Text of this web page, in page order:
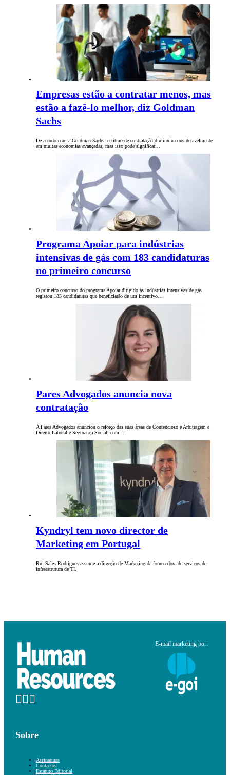
Empresas estão a contratar menos, mas
estão a fazê-lo melhor, diz Goldman
Sachs
De acordo com a Goldman Sachs, o ritmo de contratação diminuiu consideravelmente
em muitas economias avançadas, mas isso pode significar…
Programa Apoiar para indústrias
intensivas de gás com 183 candidaturas
no primeiro concurso
O primeiro concurso do programa Apoiar dirigido às indústrias intensivas de gás
registou 183 candidaturas que beneficiarão de um incentivo…
Pares Advogados anuncia nova
contratação
A Pares Advogados anunciou o reforço das suas áreas de Contencioso e Arbitragem e
Direito Laboral e Segurança Social, com…
Kyndryl tem novo director de
Marketing em Portugal
Rui Sales Rodrigues assume a direcção de Marketing da fornecedora de serviços de
infraestrutura de TI.
E-mail marketing por:
Sobre
Assinaturas
Contactos
Estatuto Editorial